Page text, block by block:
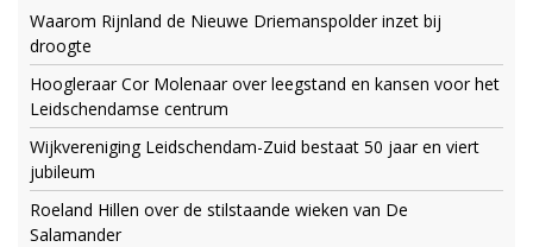
Waarom Rijnland de Nieuwe Driemanspolder inzet bij
droogte
Hoogleraar Cor Molenaar over leegstand en kansen voor het
Leidschendamse centrum
Wijkvereniging Leidschendam-Zuid bestaat 50 jaar en viert
jubileum
Roeland Hillen over de stilstaande wieken van De
Salamander